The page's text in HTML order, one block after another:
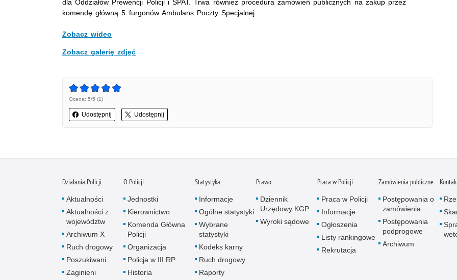
dla Oddziałów Prewencji Policji i SPAT. Trwa również procedura zamówień publicznych na zakup przez
komendę główną 5 furgonów Ambulans Poczty Specjalnej.
Zobacz wideo
Zobacz galerię zdjęć
Ocena: 5/5 (1)
Udostępnij Udostępnij
Działania Policji
Aktualności
Aktualności z
województw
Archiwum X
Ruch drogowy
Poszukiwani
Zaginieni
O Policji
Jednostki
Kierownictwo
Komenda Główna
Policji
Organizacja
Policja w III RP
Historia
Statystyka
Informacje
Ogólne statystyki
Wybrane
statystyki
Kodeks karny
Ruch drogowy
Raporty
Prawo
Dziennik
Urzędowy KGP
Wyroki sądowe
Praca w Policji
Praca w Policji
Informacje
Ogłoszenia
Listy rankingowe
Rekrutacja
Zamówienia publiczne
Postępowania o
zamówienia
Postępowania
podprogowe
Archiwum